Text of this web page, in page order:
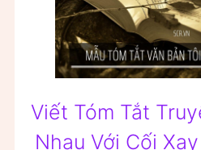
Viết Tóm Tắt
Nhau Với Cối